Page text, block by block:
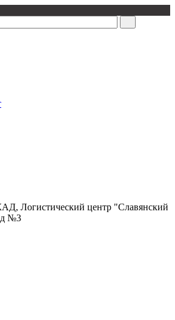
Логистический центр "Славянский
№3